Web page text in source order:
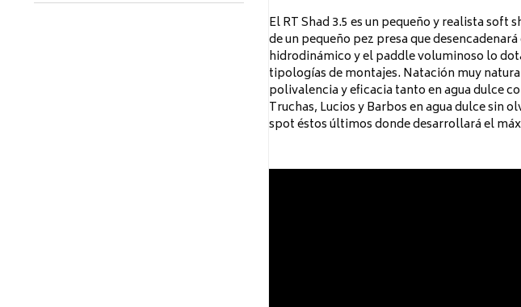
El RT Shad 3.5 es un pequeño y realista
de un pequeño pez presa que
hidrodinámico y el paddle voluminoso lo
tipologías de montajes. Natación muy
polivalencia y eficacia tanto en agua dulce
Truchas, Lucios y Barbos en agua dulce sin
spot éstos últimos donde desarrollará el